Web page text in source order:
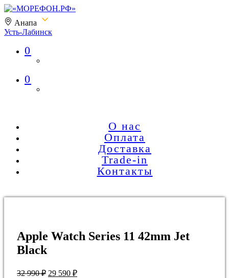
Анапа
Усть-Лабинск
«МОРЕФОН.РФ»
0
0
О нас
Оплата
Доставка
Trade-in
Контакты
Apple Watch Series 11 42mm Jet
Black
32 990₽ Первоначальная
29 590 ₽Текущая